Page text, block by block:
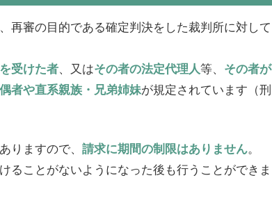
再審の目的である確定判決をした裁判所に対して
受けた者、又はその者の法定代理人等、 その者が
者や直系親族・兄弟姉妹が規定されています（刑
りますので、 請求に期間の制限はありません。
ることがないようになった後も行うことができま